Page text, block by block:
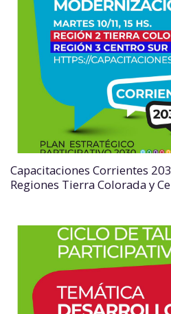
Capacitaciones Corrientes
Regiones Tierra Colorada y